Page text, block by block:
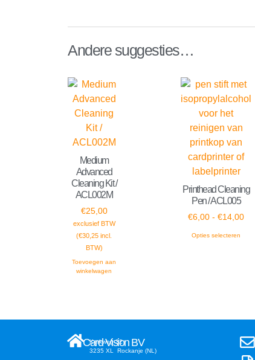
Andere suggesties…
Medium
Advanced
Cleaning Kit /
ACL002M
€25,00
exclusief BTW
(€30,25 incl.
BTW)
Toevoegen aan
winkelwagen
Printhead Cleaning
Pen / ACL005
€6,00 - €14,00
Opties selecteren
Card Vision BV
Kerkweg 32
3235 XL Rockanje (NL)